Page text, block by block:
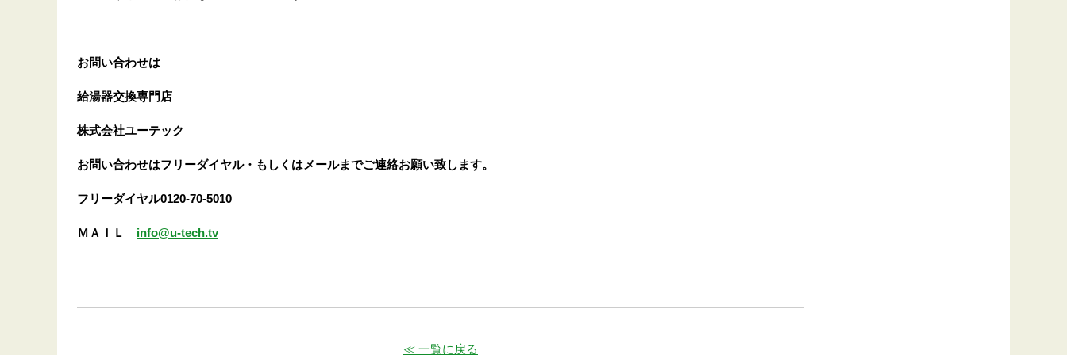
お問い合わせは
給湯器交換専門店
株式会社ユーテック
お問い合わせはフリーダイヤル・もしくはメールまでご連絡お願い致します。
フリーダイヤル0120-70-5010
ＭＡＩＬ info@u-tech.tv
≪ 一覧に戻る